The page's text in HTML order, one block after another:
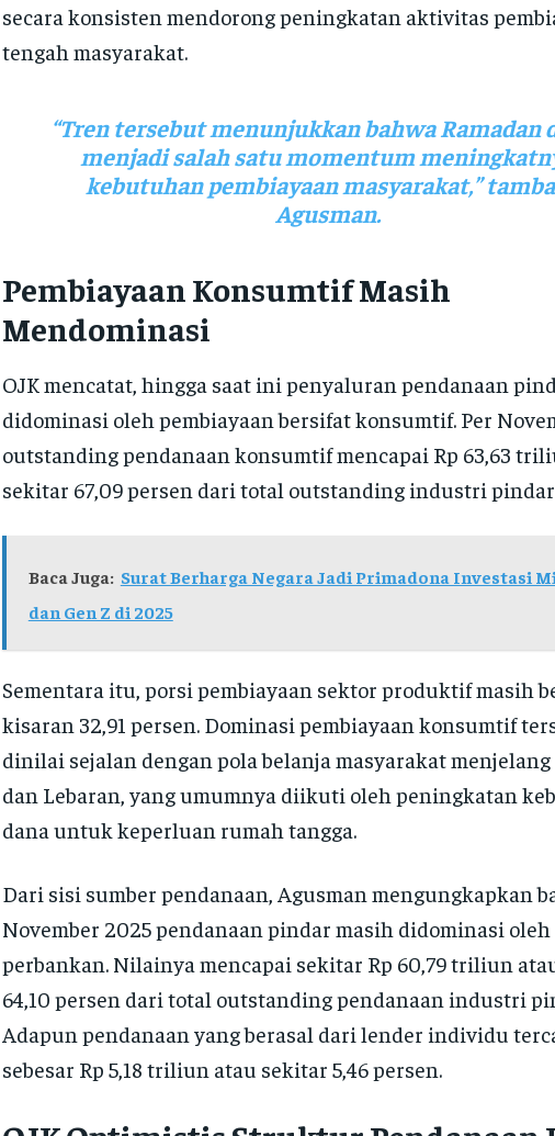
secara konsisten mendorong peningkatan aktivitas
tengah masyarakat.
“Tren tersebut menunjukkan bahwa Ramadan
menjadi salah satu momentum
kebutuhan pembiayaan masyarakat,”
Agusman.
Pembiayaan Konsumtif Masih
Mendominasi
OJK mencatat, hingga saat ini penyaluran pendanaan
didominasi oleh pembiayaan bersifat konsumtif. Per
outstanding pendanaan konsumtif mencapai Rp 63,63
sekitar 67,09 persen dari total outstanding industri
Baca Juga: Surat Berharga Negara Jadi Primadona Investasi
dan Gen Z di 2025
Sementara itu, porsi pembiayaan sektor produktif masih
kisaran 32,91 persen. Dominasi pembiayaan konsumtif
dinilai sejalan dengan pola belanja masyarakat menjelang
dan Lebaran, yang umumnya diikuti oleh peningkatan
dana untuk keperluan rumah tangga.
Dari sisi sumber pendanaan, Agusman mengungkapkan
November 2025 pendanaan pindar masih didominasi oleh
perbankan. Nilainya mencapai sekitar Rp 60,79 triliun
64,10 persen dari total outstanding pendanaan industri
Adapun pendanaan yang berasal dari lender individu
sebesar Rp 5,18 triliun atau sekitar 5,46 persen.